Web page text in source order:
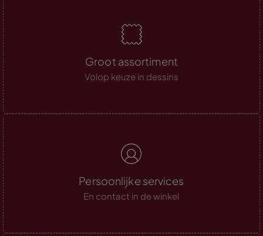
Groot assortiment
Volop keuze in dessins
Persoonlijke services
En contact in de winkel